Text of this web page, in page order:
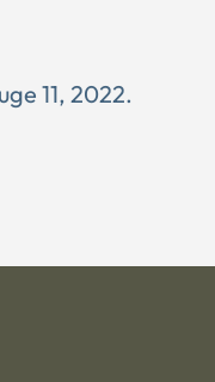
11, 2022.